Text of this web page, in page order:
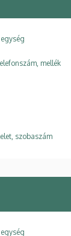
mellék
szobaszám